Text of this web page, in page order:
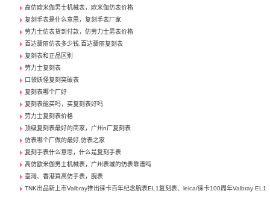
高仿欧米伽男士机械表，欧米伽仿表价格
复刻手表是什么意思，复刻手表厂家
劳力士仿表货到付款，仿劳力士男表价格
百达翡丽仿表多少钱,百达翡丽复刻表
复刻表和正品区别
劳力士复刻表
口袋妖怪复刻突破表
复刻表哪个厂好
复刻表能买吗，买复刻表好吗
劳力士复刻表价格
顶级复刻表最好的商家，广州n厂复刻表
仿表哪个厂做的最好,仿表之家
复刻手表什么意思，什么是复刻手表
高仿欧米伽男士机械表，广州表城的仿表靠谱吗
臺灣、香港買高仿手表，腕表
TNK出品新上市Valbray推出徕卡百年纪念腕表EL1复刻表、leica/徕卡100周年Valbray EL1